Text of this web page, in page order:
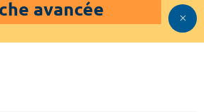
avancée